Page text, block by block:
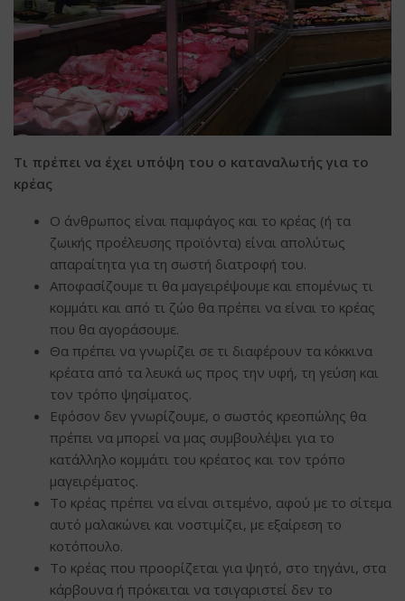
Τι πρέπει να έχει υπόψη του ο καταναλωτής για το
κρέας
Ο άνθρωπος είναι παμφάγος και το κρέας (ή τα
ζωικής προέλευσης προϊόντα) είναι απολύτως
απαραίτητα για τη σωστή διατροφή του.
Αποφασίζουμε τι θα μαγειρέψουμε και επομένως τι
κομμάτι και από τι ζώο θα πρέπει να είναι το κρέας
που θα αγοράσουμε.
Θα πρέπει να γνωρίζει σε τι διαφέρουν τα κόκκινα
κρέατα από τα λευκά ως προς την υφή, τη γεύση και
τον τρόπο ψησίματος.
Εφόσον δεν γνωρίζουμε, ο σωστός κρεοπώλης θα
πρέπει να μπορεί να μας συμβουλέψει για το
κατάλληλο κομμάτι του κρέατος και τον τρόπο
μαγειρέματος.
Το κρέας πρέπει να είναι σιτεμένο, αφού με το σίτεμα
αυτό μαλακώνει και νοστιμίζει, με εξαίρεση το
κοτόπουλο.
Το κρέας που προορίζεται για ψητό, στο τηγάνι, στα
κάρβουνα ή πρόκειται να τσιγαριστεί δεν το